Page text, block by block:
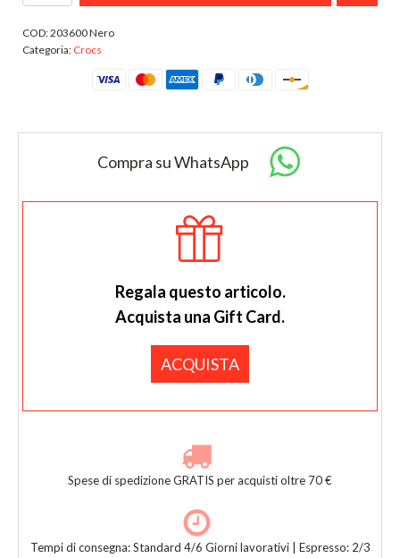
Unisex
203600
COD:203600 Nero
Categoria: Crocs
Compra su WhatsApp
Regala questo articolo.
Acquista una Gift Card.
ACQUISTA
Spese di spedizione GRATIS per acquisti oltre 70 €
Tempi di consegna: Standard 4/6 Giorni lavorativi | Espresso: 2/3